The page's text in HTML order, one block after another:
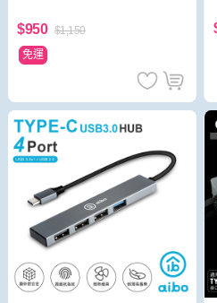
$950 $1,150
免運